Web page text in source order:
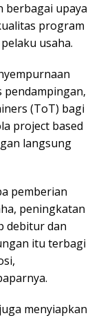
berbagai upaya
program
usaha.
(ToT) bagi
project based
langsung
pemberian
peningkatan
debitur dan
itu terbagi
menyiapkan